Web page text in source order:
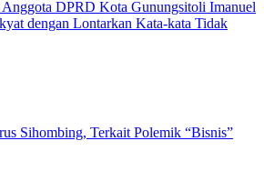
DPRD Kota Gunungsitoli Imanuel
dengan Lontarkan Kata-kata Tidak
Sihombing, Terkait Polemik “Bisnis”